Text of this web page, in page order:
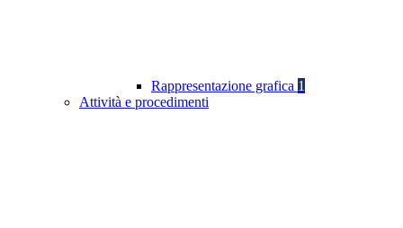
Rappresentazione grafica 1
Attività e procedimenti